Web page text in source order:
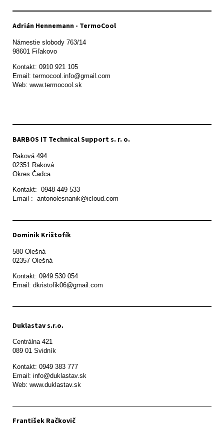
Adrián Hennemann - TermoCool
Námestie slobody 763/14
98601 Fiľakovo
Kontakt: 0910 921 105
Email: termocool.info@gmail.com
Web: www.termocool.sk
BARBOS IT Technical Support s. r. o.
Raková 494
02351 Raková
Okres Čadca
Kontakt:  0948 449 533
Email :  antonolesnanik@icloud.com
Dominik Krištofík
580 Olešná
Kontakt: 0949 530 054
Email: dkristofik06@gmail.com
Duklastav s.r.o.
Centrálna 421
089 01 Svidník
Kontakt: 0949 383 777
Email: info@duklastav.sk
Web: www.duklastav.sk
František Račkovič